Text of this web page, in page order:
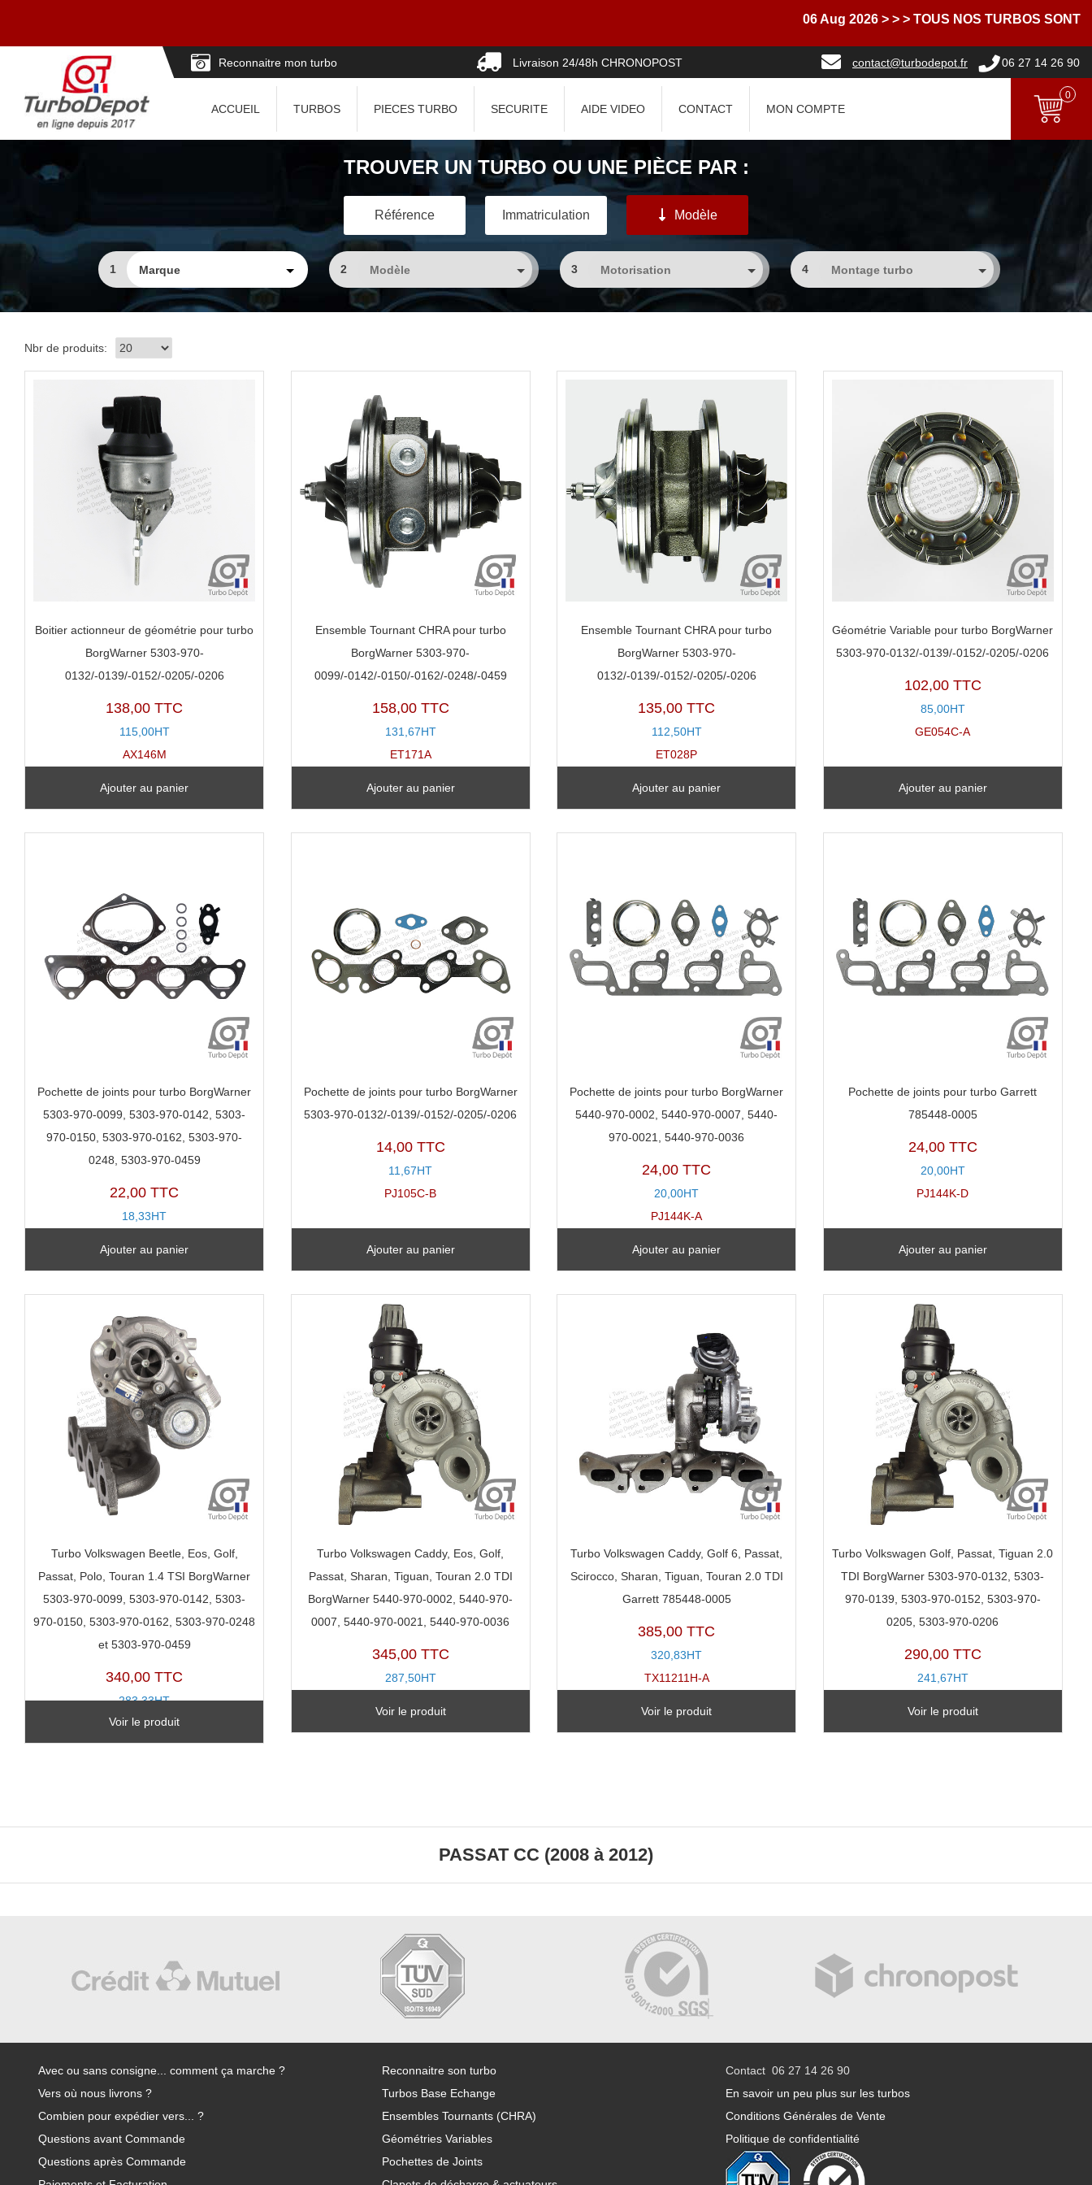
06 Aug 2026 > > > TOUS NOS TURBOS SONT
Reconnaitre mon turbo Livraison 24/48h CHRONOPOST contact@turbodepot.fr 06 27 14 26 90
ACCUEIL TURBOS PIECES TURBO SECURITE AIDE VIDEO CONTACT MON COMPTE
0
TROUVER UN TURBO OU UNE PIÈCE PAR :
Référence Immatriculation Modèle
1 2 3 4
Nbr de produits:
Boitier actionneur de géométrie pour turbo
BorgWarner 5303-970-
0132/-0139/-0152/-0205/-0206
138,00 TTC
115,00HT
AX146M
Ajouter au panier
Ensemble Tournant CHRA pour turbo
BorgWarner 5303-970-
0099/-0142/-0150/-0162/-0248/-0459
158,00 TTC
131,67HT
ET171A
Ajouter au panier
Ensemble Tournant CHRA pour turbo
BorgWarner 5303-970-
0132/-0139/-0152/-0205/-0206
135,00 TTC
112,50HT
ET028P
Ajouter au panier
Géométrie Variable pour turbo BorgWarner
5303-970-0132/-0139/-0152/-0205/-0206
102,00 TTC
85,00HT
GE054C-A
Ajouter au panier
Pochette de joints pour turbo BorgWarner
5303-970-0099, 5303-970-0142, 5303-
970-0150, 5303-970-0162, 5303-970-
0248, 5303-970-0459
22,00 TTC
18,33HT
Ajouter au panier
Pochette de joints pour turbo BorgWarner
5303-970-0132/-0139/-0152/-0205/-0206
14,00 TTC
11,67HT
PJ105C-B
Ajouter au panier
Pochette de joints pour turbo BorgWarner
5440-970-0002, 5440-970-0007, 5440-
970-0021, 5440-970-0036
24,00 TTC
20,00HT
PJ144K-A
Ajouter au panier
Pochette de joints pour turbo Garrett
785448-0005
24,00 TTC
20,00HT
PJ144K-D
Ajouter au panier
Turbo Volkswagen Beetle, Eos, Golf,
Passat, Polo, Touran 1.4 TSI BorgWarner
5303-970-0099, 5303-970-0142, 5303-
970-0150, 5303-970-0162, 5303-970-0248
et 5303-970-0459
340,00 TTC
283,33HT
TX20123D-D
Voir le produit
Turbo Volkswagen Caddy, Eos, Golf,
Passat, Sharan, Tiguan, Touran 2.0 TDI
BorgWarner 5440-970-0002, 5440-970-
0007, 5440-970-0021, 5440-970-0036
345,00 TTC
287,50HT
Voir le produit
Turbo Volkswagen Caddy, Golf 6, Passat,
Scirocco, Sharan, Tiguan, Touran 2.0 TDI
Garrett 785448-0005
385,00 TTC
320,83HT
TX11211H-A
Voir le produit
Turbo Volkswagen Golf, Passat, Tiguan 2.0
TDI BorgWarner 5303-970-0132, 5303-
970-0139, 5303-970-0152, 5303-970-
0205, 5303-970-0206
290,00 TTC
241,67HT
Voir le produit
PASSAT CC (2008 à 2012)
Avec ou sans consigne... comment ça marche ?
Vers où nous livrons ?
Combien pour expédier vers... ?
Questions avant Commande
Questions après Commande
Reconnaitre son turbo
Turbos Base Echange
Ensembles Tournants (CHRA)
Géométries Variables
Pochettes de Joints
Contact 06 27 14 26 90
En savoir un peu plus sur les turbos
Conditions Générales de Vente
Politique de confidentialité